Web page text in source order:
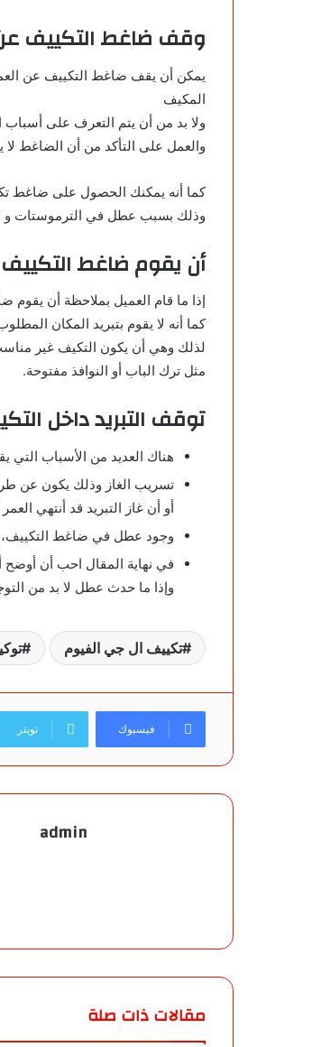
وقف ضاغط التكييف
يمكن أن يقف ضاغط التكييف عن
المكيف
ولا بد من أن يتم التعرف على
والعمل على التأكد من أن الضاغط
كما أنه يمكنك الحصول على ضاغط
وذلك بسبب عطل في الترموستات و
أن يقوم ضاغط
إذا ما قام العميل بملاحظة أن
كما أنه لا يقوم بتبريد المكان
لذلك وهي أن يكون التكيف غير مناسب
مثل ترك الباب أو النوافذ مفتوحة.
توقف التبريد داخل
هناك العديد من الأسباب التي
تسريب الغاز وذلك يكون عن
أو أن غاز التبريد قد أنتهي
وجود عطل في ضاغط التكييف،
في نهاية المقال احب أن أوضح
وإذا ما حدث عطل لا بد من
تكييف ال جي الفيوم
فيسبوك تويتر
admin
مقالات ذات صلة